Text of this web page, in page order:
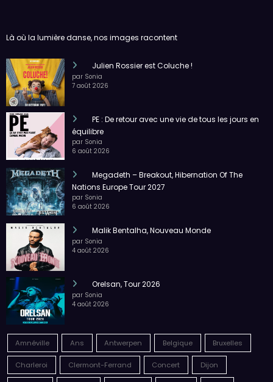
Là où la lumière danse, nos images racontent
Julien Rossier est Coluche !
par Sonia
7 août 2026
PE : De retour avec une vie de tous les jours en
équilibre
par Sonia
6 août 2026
Megadeth – Breakout, Hibernation Of The
Nations Europe Tour 2027
par Sonia
6 août 2026
Malik Bentalha, Nouveau Monde
par Sonia
4 août 2026
Orelsan, Tour 2026
par Sonia
4 août 2026
Amnéville Ans Antwerpen Belgique Bruxelles
Charleroi Clermont-Ferrand Concert Dijon